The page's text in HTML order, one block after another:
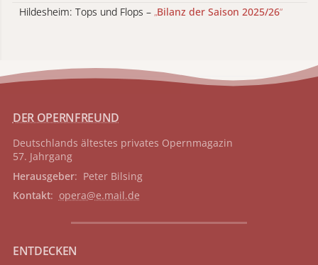
Hildesheim: Tops und Flops – „Bilanz der Saison 2025/26“
DER OPERNFREUND
Deutschlands ältestes privates Opernmagazin
57. Jahrgang
Herausgeber: Peter Bilsing
Kontakt: opera@e.mail.de
ENTDECKEN